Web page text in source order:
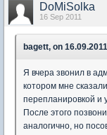
DoMiSolka
16 Sep 2011
bagett, on
Я вчера звонил в
котором мне
перепланировкой и
После этого
аналогично, но